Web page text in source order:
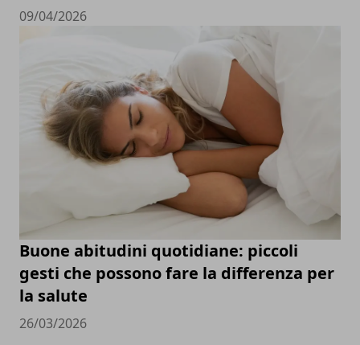
09/04/2026
Buone abitudini quotidiane: piccoli
gesti che possono fare la differenza per
la salute
26/03/2026